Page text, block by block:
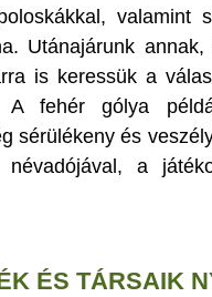
valamint
Utánajárunk
is keressük a
A fehér gólya
sérülékeny és
a
ÉS TÁRSAIK